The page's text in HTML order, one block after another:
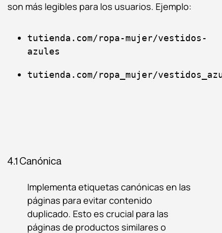
son más legibles para los usuarios. Ejemplo:
tutienda.com/ropa-mujer/vestidos-
azules
tutienda.com/ropa_mujer/
4.1 Canónica
Implementa etiquetas canónicas en las
páginas para evitar contenido
duplicado. Esto es crucial para las
páginas de productos similares o